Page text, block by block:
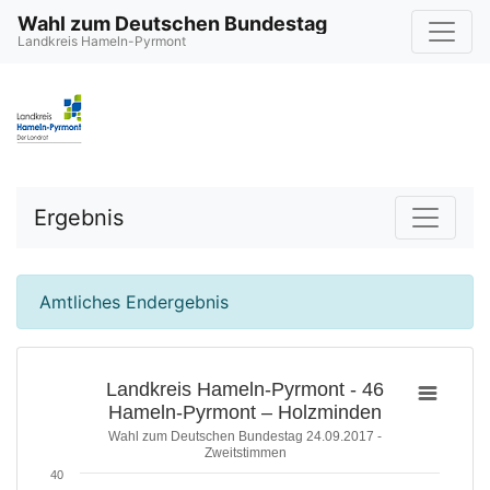
Wahl zum Deutschen Bundestag
Landkreis Hameln-Pyrmont
Ergebnis
Amtliches Endergebnis
Landkreis Hameln-Pyrmont - 46
Hameln-Pyrmont – Holzminden
Wahl zum Deutschen Bundestag 24.09.2017 -
Zweitstimmen
40